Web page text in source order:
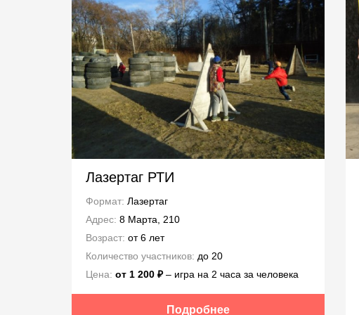
Лазертаг РТИ
Формат: Лазертаг
Адрес: 8 Марта, 210
Возраст: от 6 лет
Количество участников: до 20
Цена: от 1 200 ₽– игра на 2 часа за человека
Подробнее